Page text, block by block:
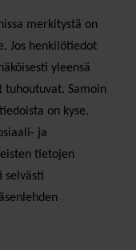
merkitystä on
Jos henkilötiedot
yleensä
tuhoutuvat. Samoin
on kyse.
ja
tietojen
selvästi